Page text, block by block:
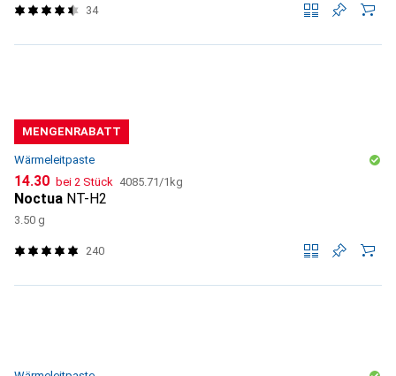
34
MENGENRABATT
Wärmeleitpaste
CHF
14.30 bei 2 Stück CHF
4085.71/1kg
Noctua NT-H2
3.50 g
240